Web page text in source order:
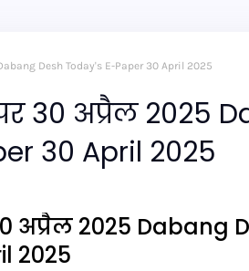
Desh Today's E-Paper 30 April 2025
30 अप्रैल 2025
30 April 2025
2025 Dabang
2025